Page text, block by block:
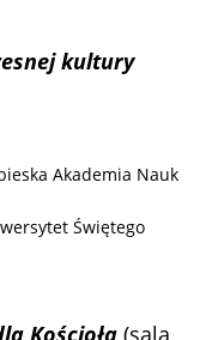
kultury
Akademia Nauk
Świętego